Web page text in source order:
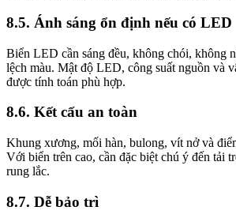
8.5. Ánh sáng ổn định nếu có LED
Biển LED cần sáng đều, không chói, không
lệch màu. Mật độ LED, công suất nguồn và
được tính toán phù hợp.
8.6. Kết cấu an toàn
Khung xương, mối hàn, bulong, vít nở và
Với biển trên cao, cần đặc biệt chú ý đến tải
rung lắc.
8.7. Dễ bảo trì